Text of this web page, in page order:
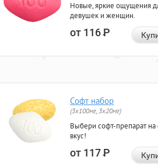
Новые, яркие ощущения
девушек и женщин.
от 116Р
Софт набор
(3x100мг, 3x20мг)
Выбери софт-препарат на
вкус!
от 117Р